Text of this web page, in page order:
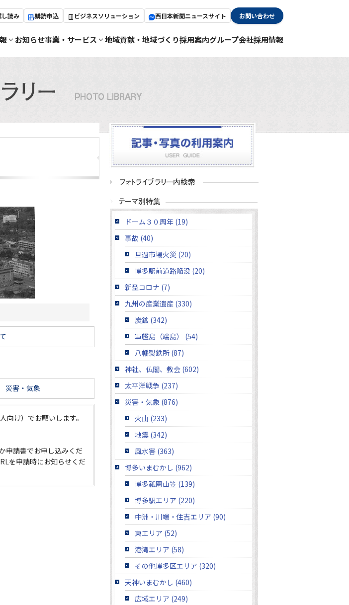
し読み 購読申込 ビジネスソリューション 西日本新聞ニュースサイト お問い合わせ
お知らせ事業・サービス 地域貢献・地域づくり採用案内グループ会社採用情報
災害・気象
向け）でお願いします。
申請書でお申し込みくだ
を申請時にお知らせくだ
ドーム３０周年 (19)
事故 (40)
旦過市場火災 (20)
博多駅前道路陥没 (20)
新型コロナ (7)
九州の産業遺産 (330)
炭鉱 (342)
軍艦島（端島） (54)
八幡製鉄所 (87)
神社、仏閣、教会 (602)
太平洋戦争 (237)
災害・気象 (876)
火山 (233)
地震 (342)
風水害 (363)
博多いまむかし (962)
博多祇園山笠 (139)
博多駅エリア (220)
中洲・川端・住吉エリア (90)
東エリア (52)
港湾エリア (58)
その他博多区エリア (320)
天神いまむかし (460)
広域エリア (249)